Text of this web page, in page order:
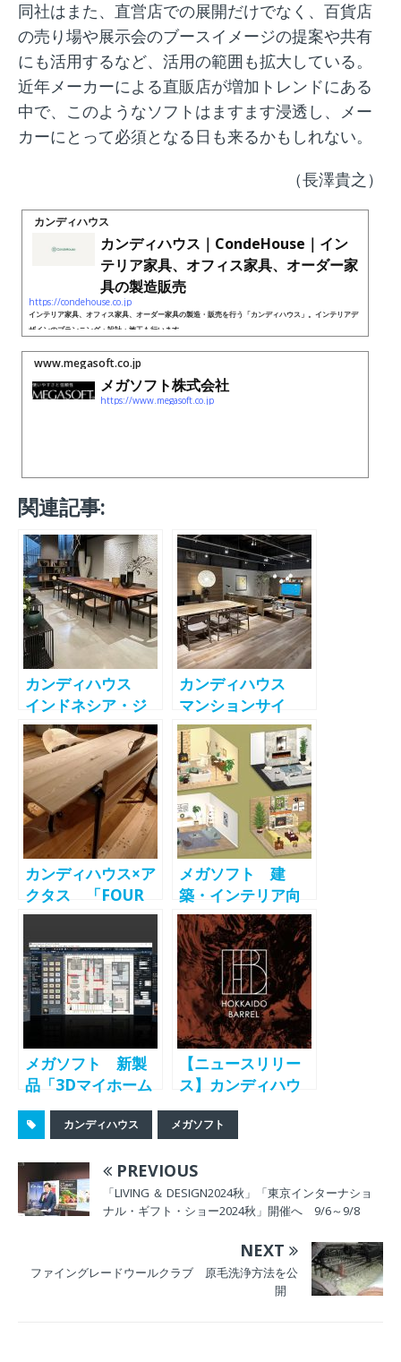
同社はまた、直営店での展開だけでなく、百貨店
の売り場や展示会のブースイメージの提案や共有
にも活用するなど、活用の範囲も拡大している。
近年メーカーによる直販店が増加トレンドにある
中で、このようなソフトはますます浸透し、メー
カーにとって必須となる日も来るかもしれない。
（長澤貴之）
カンディハウス
カンディハウス｜CondeHouse｜イン
テリア家具、オフィス家具、オーダー家
具の製造販売
https://condehouse.co.jp
インテリア家具、オフィス家具、オーダー家具の製造・販売を行う「カンディハウス」。インテリアデ
ザインのプランニング・設計・施工も行います。
www.megasoft.co.jp
メガソフト株式会社
https://www.megasoft.co.jp
関連記事:
カンディハウス
インドネシア・ジ
ャカルタの
「KATTA
Indonesia（カッ
タ インドネシ
ア）」内にカンデ
ィハウスショップ
をオープン -
CondeHouse-
カンディハウス
マンションサイ
ズ、カバーリング
ソファ「IKOR」発
売、特注品のベン
チ「NAKKA」も製
品化へ
カンディハウス×ア
クタス 「FOUR
DESK（フォーデス
ク）」を発表
「FOURチェア」に
続く倉本仁氏デザ
インの新製品
メガソフト 建
築・インテリア向
け3Dソフトに「イ
ンテリアデコレー
ション機能」を追
加 プレゼン資料作
成時間短縮にも貢
献
メガソフト 新製
品「3Dマイホーム
デザイナー
PRO10EX 素材パ
【ニュースリリー
ス】カンディハウ
スとノーザンフォ
レストによる木製
「北海道バレル」
始動
カンディハウス メガソフト
PREVIOUS
「LIVING ＆ DESIGN2024秋」「東京インターナショ
ナル・ギフト・ショー2024秋」開催へ 9/6～9/8
NEXT
ファイングレードウールクラブ 原毛洗浄方法を公
開